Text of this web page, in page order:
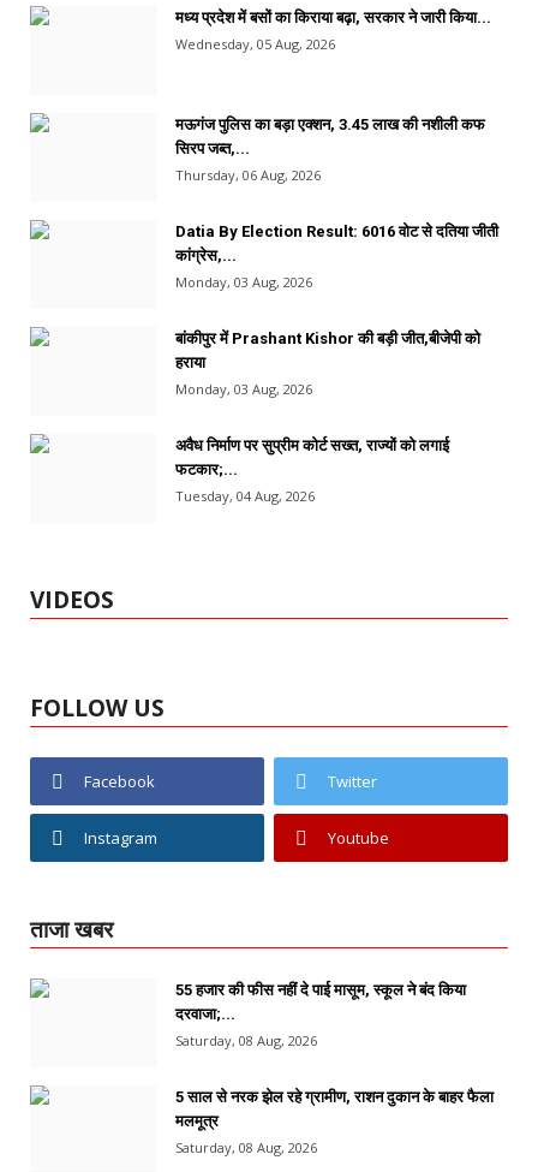
मध्य प्रदेश में बसों का किराया बढ़ा, सरकार ने जारी किया...
Wednesday, 05 Aug, 2026
मऊगंज पुलिस का बड़ा एक्शन, 3.45 लाख की नशीली कफ
सिरप जब्त,...
Thursday, 06 Aug, 2026
Datia By Election Result: 6016 वोट से दतिया जीती
कांग्रेस,...
Monday, 03 Aug, 2026
बांकीपुर में Prashant Kishor की बड़ी जीत,बीजेपी को
हराया
Monday, 03 Aug, 2026
अवैध निर्माण पर सुप्रीम कोर्ट सख्त, राज्यों को लगाई
फटकार;...
Tuesday, 04 Aug, 2026
VIDEOS
FOLLOW US
Facebook Twitter
Instagram Youtube
ताजा खबर
55 हजार की फीस नहीं दे पाई मासूम, स्कूल ने बंद किया
दरवाजा;...
Saturday, 08 Aug, 2026
5 साल से नरक झेल रहे ग्रामीण, राशन दुकान के बाहर फैला
मलमूत्र
Saturday, 08 Aug, 2026